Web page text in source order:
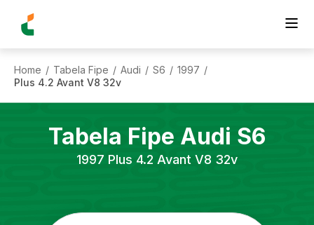
Home / Tabela Fipe / Audi / S6 / 1997 /
Plus 4.2 Avant V8 32v
Tabela Fipe Audi S6
1997 Plus 4.2 Avant V8 32v